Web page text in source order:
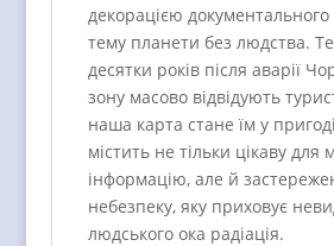
декорацією
тему планети без людства.
десятки років після аварії
зону масово відвідують
наша карта стане їм у
містить не тільки цікаву для
інформацію, але й
небезпеку, яку приховує
людського ока радіація.